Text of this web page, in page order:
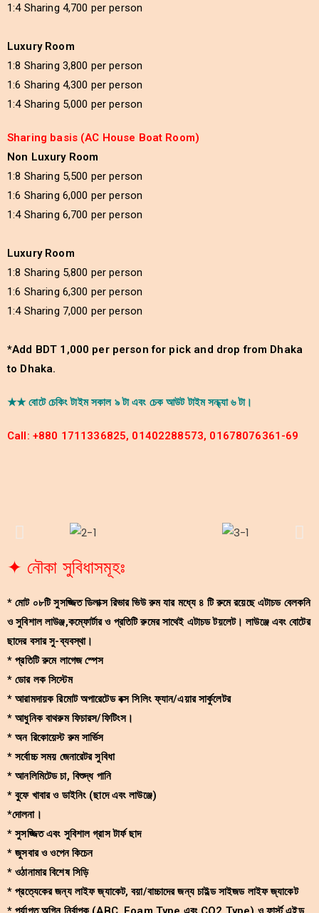
1:4 Sharing 4,700 per person
Luxury Room
1:8 Sharing 3,800 per person
1:6 Sharing 4,300 per person
1:4 Sharing 5,000 per person
Sharing basis (AC House Boat Room)
Non Luxury Room
1:8 Sharing 5,500 per person
1:6 Sharing 6,000 per person
1:4 Sharing 6,700 per person
Luxury Room
1:8 Sharing 5,800 per person
1:6 Sharing 6,300 per person
1:4 Sharing 7,000 per person
*Add BDT 1,000 per person for pick and drop from Dhaka
to Dhaka.
★★ বোটে চেকিং টাইম সকাল ৯ টা এবং চেক আউট টাইম সন্ধ্যা ৬ টা।
Call: +880 1711336825, 01402288573, 01678076361-69
✦ নৌকা সুবিধাসমূহঃ
* মোট ০৮টি সুসজ্জিত ডিলাক্স রিভার ভিউ রুম যার মধ্যে ৪ টি রুমে রয়েছে এটাচড বেলকনি
ও সুবিশাল লাউঞ্জ,কম্ফোর্টার ও প্রতিটি রুমের সাথেই এটাচড টয়লেট। লাউঞ্জে এবং বোটের
ছাদের বসার সু-ব্যবস্থা।
* প্রতিটি রুমে লাগেজ স্পেস
* ডোর লক সিস্টেম
* আরামদায়ক রিমোট অপারেটেড বক্স সিলিং ফ্যান/এয়ার সার্কুলেটর
* আধুনিক বাথরুম ফিচারস/ফিটিংস।
* অন রিকোয়েস্ট রুম সার্ভিস
* সর্বোচ্চ সময় জেনারেটর সুবিধা
* আনলিমিটেড চা, বিশুদ্ধ পানি
* বুফে খাবার ও ডাইনিং (ছাদে এবং লাউঞ্জে)
*দোলনা।
* সুসজ্জিত এবং সুবিশাল গ্রাস টার্ফ ছাদ
* জুসবার ও ওপেন কিচেন
* ওঠানামার বিশেষ সিড়ি
* প্রত্যেকের জন্য লাইফ জ্যাকেট, বয়া/বাচ্চাদের জন্য চাইল্ড সাইজড লাইফ জ্যাকেট